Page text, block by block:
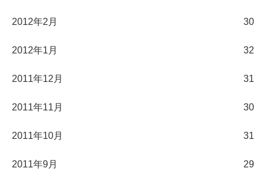
2012年2月 30
2012年1月 32
2011年12月 31
2011年11月 30
2011年10月 31
2011年9月 29